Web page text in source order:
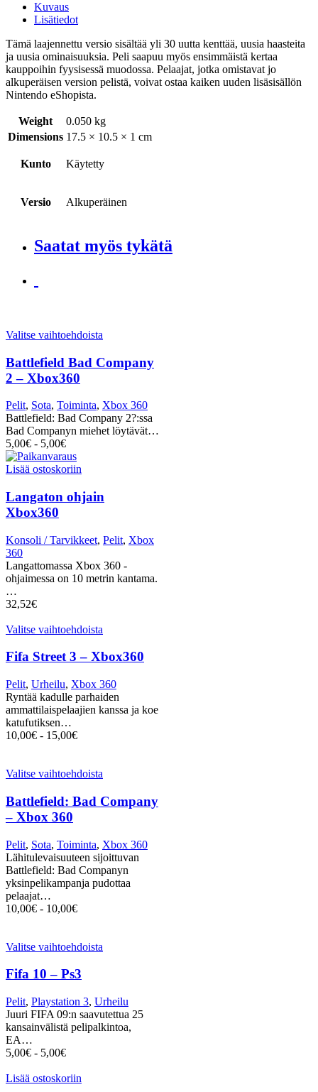
Kuvaus
Lisätiedot
Tämä laajennettu versio sisältää yli 30 uutta kenttää, uusia haasteita
ja uusia ominaisuuksia. Peli saapuu myös ensimmäistä kertaa
kauppoihin fyysisessä muodossa. Pelaajat, jotka omistavat jo
alkuperäisen version pelistä, voivat ostaa kaiken uuden lisäsisällön
Nintendo eShopista.
Weight
0.050 kg
Dimensions 17.5 × 10.5 × 1 cm
Kunto Käytetty
Versio Alkuperäinen
Saatat myös tykätä
Valitse vaihtoehdoista
Battlefield Bad Company
2 – Xbox360
Pelit, Sota, Toiminta, Xbox 360
Battlefield: Bad Company 2?:ssa
Bad Companyn miehet löytävät…
5,00€ - 5,00€
Lisää ostoskoriin
Langaton ohjain
Xbox360
Konsoli / Tarvikkeet, Pelit, Xbox
360
Langattomassa Xbox 360 -
ohjaimessa on 10 metrin kantama.
…
32,52€
Valitse vaihtoehdoista
Fifa Street 3 – Xbox360
Pelit, Urheilu, Xbox 360
Ryntää kadulle parhaiden
ammattilaispelaajien kanssa ja koe
katufutiksen…
10,00€ - 15,00€
Valitse vaihtoehdoista
Battlefield: Bad Company
– Xbox 360
Pelit, Sota, Toiminta, Xbox 360
Lähitulevaisuuteen sijoittuvan
Battlefield: Bad Companyn
yksinpelikampanja pudottaa
pelaajat…
10,00€ - 10,00€
Valitse vaihtoehdoista
Fifa 10 – Ps3
Pelit, Playstation 3, Urheilu
Juuri FIFA 09:n saavutettua 25
kansainvälistä pelipalkintoa,
EA…
5,00€ - 5,00€
Lisää ostoskoriin